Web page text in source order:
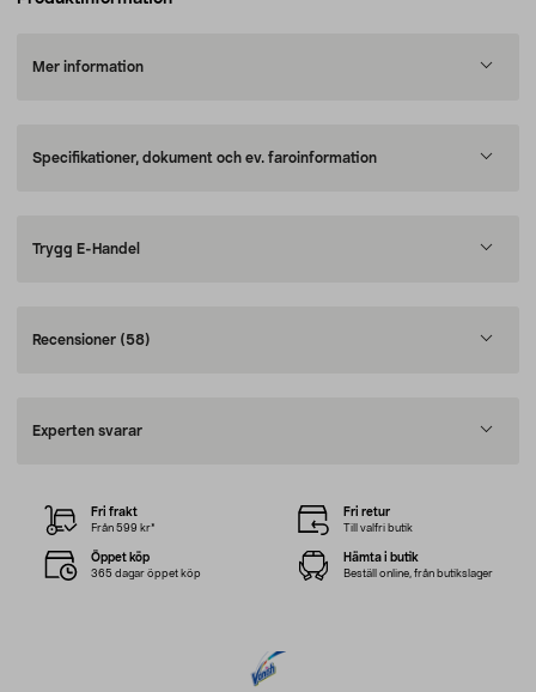
Mer information
Specifikationer, dokument och ev. faroinformation
Trygg E-Handel
Recensioner (58)
Experten svarar
Fri frakt
Från 599 kr*
Fri retur
Till valfri butik
Öppet köp
365 dagar öppet köp
Hämta i butik
Beställ online, från butikslager